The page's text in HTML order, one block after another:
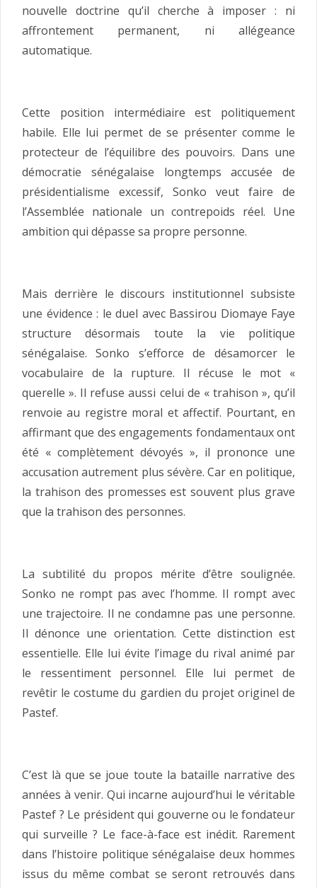
nouvelle doctrine qu’il cherche à imposer : ni
affrontement permanent, ni allégeance
automatique.
Cette position intermédiaire est politiquement
habile. Elle lui permet de se présenter comme le
protecteur de l’équilibre des pouvoirs. Dans une
démocratie sénégalaise longtemps accusée de
présidentialisme excessif, Sonko veut faire de
l’Assemblée nationale un contrepoids réel. Une
ambition qui dépasse sa propre personne.
Mais derrière le discours institutionnel subsiste
une évidence : le duel avec Bassirou Diomaye Faye
structure désormais toute la vie politique
sénégalaise. Sonko s’efforce de désamorcer le
vocabulaire de la rupture. Il récuse le mot «
querelle ». Il refuse aussi celui de « trahison », qu’il
renvoie au registre moral et affectif. Pourtant, en
affirmant que des engagements fondamentaux ont
été « complètement dévoyés », il prononce une
accusation autrement plus sévère. Car en politique,
la trahison des promesses est souvent plus grave
que la trahison des personnes.
La subtilité du propos mérite d’être soulignée.
Sonko ne rompt pas avec l’homme. Il rompt avec
une trajectoire. Il ne condamne pas une personne.
Il dénonce une orientation. Cette distinction est
essentielle. Elle lui évite l’image du rival animé par
le ressentiment personnel. Elle lui permet de
revêtir le costume du gardien du projet originel de
Pastef.
C’est là que se joue toute la bataille narrative des
années à venir. Qui incarne aujourd’hui le véritable
Pastef ? Le président qui gouverne ou le fondateur
qui surveille ? Le face-à-face est inédit. Rarement
dans l’histoire politique sénégalaise deux hommes
issus du même combat se seront retrouvés dans